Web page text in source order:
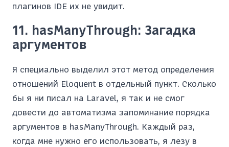
плагинов IDE их не увидит.
11. hasManyThrough: Загадка
аргументов
Я специально выделил этот метод определения
отношений Eloquent в отдельный пункт. Сколько
бы я ни писал на Laravel, я так и не смог
довести до автоматизма запоминание порядка
аргументов в hasManyThrough. Каждый раз,
когда мне нужно его использовать, я лезу в